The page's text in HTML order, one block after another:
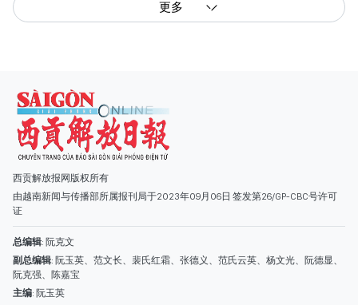
更多
西贡解放报网版权所有
由越南新闻与传播部所属报刊局于2023年09月06日 签发第26/GP-CBC号许可
证
总编辑: 阮克文
副总编辑: 阮玉英、范文长、裴氏红霜、张德义、范氏云英、杨文光、阮德显、
阮克强、陈嘉宝
主编: 阮玉英